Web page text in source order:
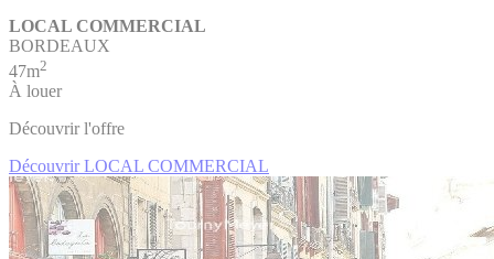
LOCAL COMMERCIAL
BORDEAUX
47m2
À louer
Découvrir l'offre
Découvrir LOCAL COMMERCIAL